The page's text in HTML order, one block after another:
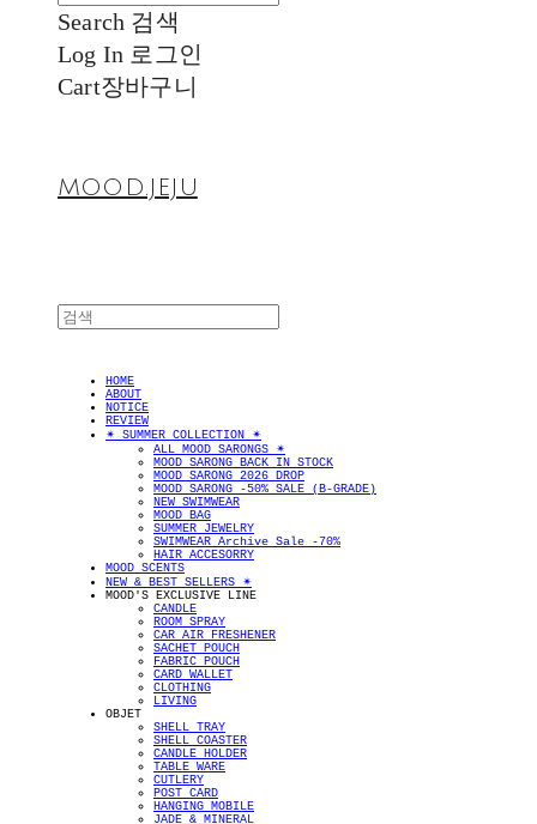
Search 검색
Log In 로그인
Cart장바구니
MOOD.JEJU
HOME
ABOUT
NOTICE
REVIEW
✴︎ SUMMER COLLECTION ✴︎
ALL MOOD SARONGS ✴︎
MOOD SARONG BACK IN STOCK
MOOD SARONG 2026 DROP
MOOD SARONG -50% SALE (B-GRADE)
NEW SWIMWEAR
MOOD BAG
SUMMER JEWELRY
SWIMWEAR Archive Sale -70%
HAIR ACCESORRY
MOOD SCENTS
NEW & BEST SELLERS ✴︎
MOOD'S EXCLUSIVE LINE
CANDLE
ROOM SPRAY
CAR AIR FRESHENER
SACHET POUCH
FABRIC POUCH
CARD WALLET
CLOTHING
LIVING
OBJET
SHELL TRAY
SHELL COASTER
CANDLE HOLDER
TABLE WARE
CUTLERY
POST CARD
HANGING MOBILE
JADE & MINERAL